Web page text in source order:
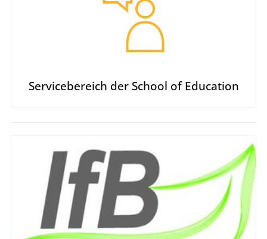
Servicebereich der School of Education